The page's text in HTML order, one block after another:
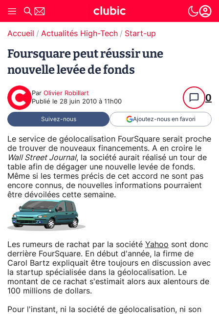
Accueil Actualités High-Tech Start-up
Foursquare peut réussir une
nouvelle levée de fonds
Par Olivier Robillart
Publié le 28 juin 2010 à 11h00 0
Suivez-nous Ajoutez-nous en favori
Le service de géolocalisation FourSquare serait proche
de trouver de nouveaux financements. A en croire le
Wall Street Journal, la société aurait réalisé un tour de
table afin de dégager une nouvelle levée de fonds.
Même si les termes précis de cet accord ne sont pas
encore connus, de nouvelles informations pourraient
être dévoilées cette semaine.
Les rumeurs de rachat par la société Yahoo sont donc
derrière FourSquare. En début d'année, la firme de
Carol Bartz expliquait être toujours en discussion avec
la startup spécialisée dans la géolocalisation. Le
montant de ce rachat s'estimait alors aux alentours de
100 millions de dollars.
Pour l'instant, ni la société de géolocalisation, ni son